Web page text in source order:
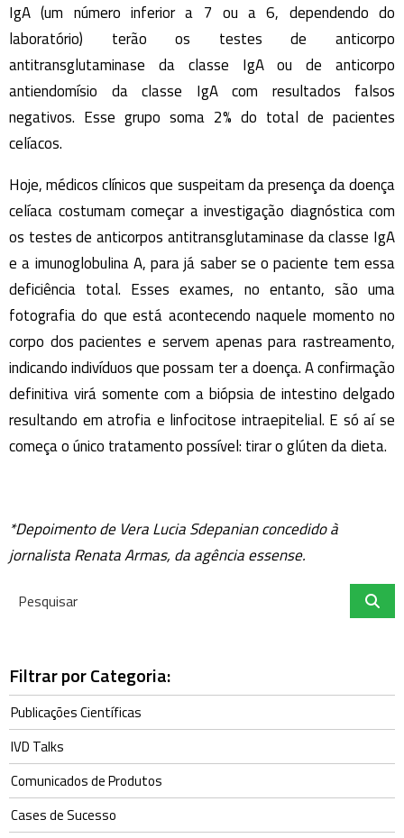
IgA (um número inferior a 7 ou a 6, dependendo do
laboratório) terão os testes de anticorpo
antitransglutaminase da classe IgA ou de anticorpo
antiendomísio da classe IgA com resultados falsos
negativos. Esse grupo soma 2% do total de pacientes
celíacos.
Hoje, médicos clínicos que suspeitam da presença da doença
celíaca costumam começar a investigação diagnóstica com
os testes de anticorpos antitransglutaminase da classe IgA
e a imunoglobulina A, para já saber se o paciente tem essa
deficiência total. Esses exames, no entanto, são uma
fotografia do que está acontecendo naquele momento no
corpo dos pacientes e servem apenas para rastreamento,
indicando indivíduos que possam ter a doença. A confirmação
definitiva virá somente com a biópsia de intestino delgado
resultando em atrofia e linfocitose intraepitelial. E só aí se
começa o único tratamento possível: tirar o glúten da dieta.
*Depoimento de Vera Lucia Sdepanian concedido à
jornalista Renata Armas, da agência essense.
Filtrar por Categoria:
Publicações Científicas
IVD Talks
Comunicados de Produtos
Cases de Sucesso